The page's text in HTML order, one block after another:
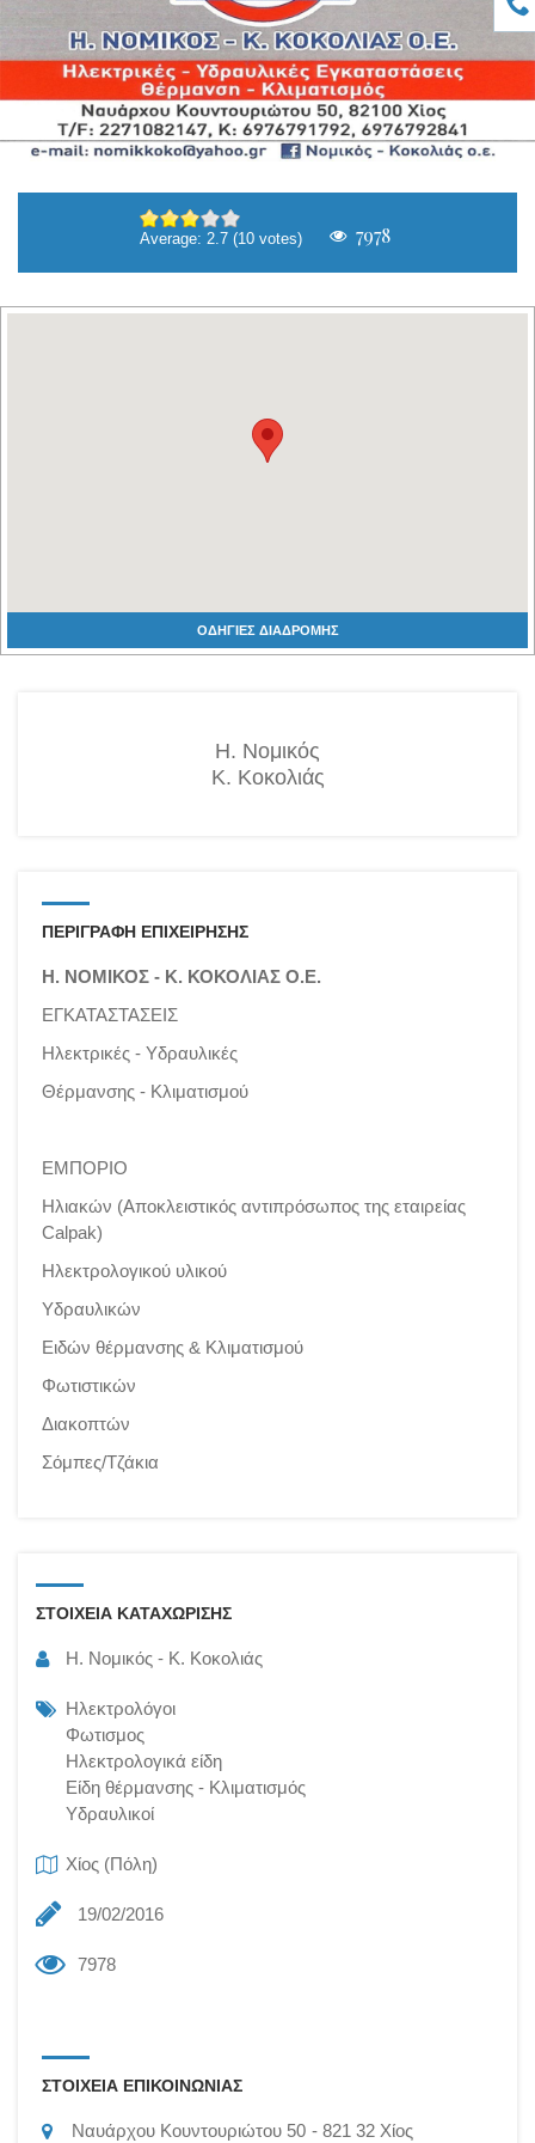
Average: 2.7 (10votes) 7978
ΟΔΗΓΙΕΣ ΔΙΑΔΡΟΜΗΣ
Η. Νομικός
Κ. Κοκολιάς
ΠΕΡΙΓΡΑΦΗ ΕΠΙΧΕΙΡΗΣΗΣ
Η. ΝΟΜΙΚΟΣ - Κ. ΚΟΚΟΛΙΑΣ Ο.Ε.
ΕΓΚΑΤΑΣΤΑΣΕΙΣ
Ηλεκτρικές - Υδραυλικές
Θέρμανσης - Κλιματισμού
ΕΜΠΟΡΙΟ
Ηλιακών (Αποκλειστικός αντιπρόσωπος της εταιρείας
Calpak)
Ηλεκτρολογικού υλικού
Υδραυλικών
Ειδών θέρμανσης & Κλιματισμού
Φωτιστικών
Διακοπτών
Σόμπες/Τζάκια
ΣΤΟΙΧΕΙΑ ΚΑΤΑΧΩΡΙΣΗΣ
Η. Νομικός - Κ. Κοκολιάς
Ηλεκτρολόγοι
Φωτισμος
Ηλεκτρολογικά είδη
Είδη θέρμανσης - Κλιματισμός
Υδραυλικοί
Χίος (Πόλη)
19/02/2016
7978
ΣΤΟΙΧΕΙΑ ΕΠΙΚΟΙΝΩΝΙΑΣ
Ναυάρχου Κουντουριώτου 50 821 32 Χίος